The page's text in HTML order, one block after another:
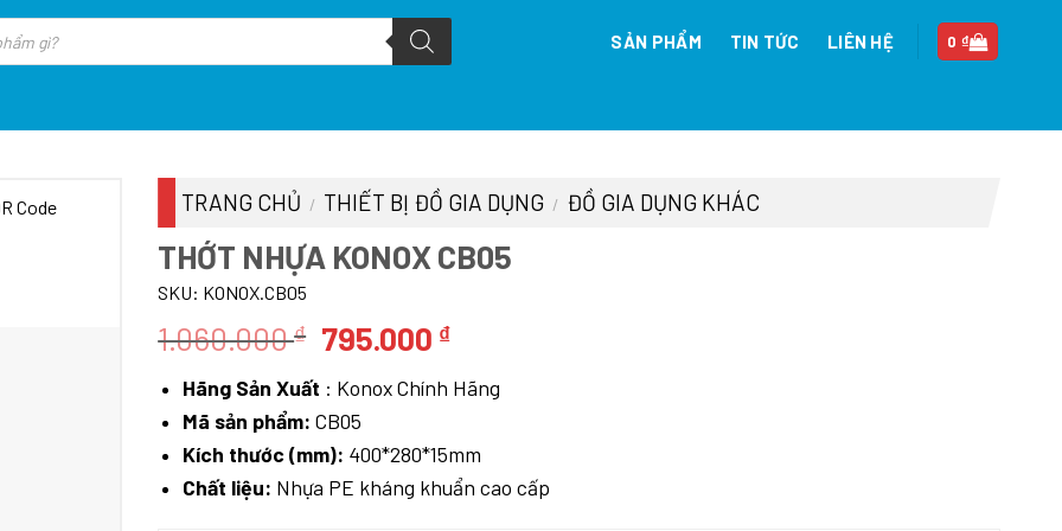
SẢN PHẨM TIN TỨC LIÊN HỆ 0₫
TRANG CHỦ / THIẾT BỊ ĐỒ GIA DỤNG / ĐỒ GIA DỤNG KHÁC
THỚT NHỰA KONOX CB05
SKU: KONOX.CB05
1.060.000₫ Giá
là:
1.060.000 ₫.
795.000 ₫Giá
tại
795.000 ₫.
Hãng Sản Xuất : Konox Chính Hãng
Mã sản phẩm: CB05
Kích thước (mm): 400*280*15mm
Chất liệu: Nhựa PE kháng khuẩn cao cấp